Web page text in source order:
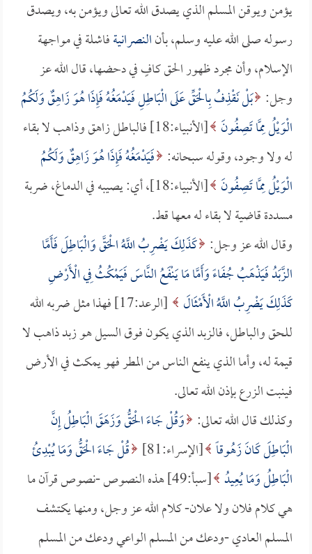
يؤمن ويوقن المسلم الذي يصدق الله تعالى ويؤمن به، ويصدق
رسوله صلى الله عليه وسلم، بأنالنصرانيةفاشلة في مواجهة
الإسلام، وأن مجرد ظهور الحق كافٍ في دحضها، قال الله عز
وجل: بَلْ نَقْذِفُ بِالْحَقِّ عَلَى الْبَاطِلِ فَيَدْمَغُهُ فَإِذَا هُوَ زَاهِقٌ وَلَكُمُ
الْوَيْلُ مِمَّا تَصِفُونَ
[الأنبياء:18] فالباطل زاهق وذاهب لا بقاء
له ولا وجود، وقوله سبحانه: فَيَدْمَغُهُ فَإِذَا هُوَ زَاهِقٌ وَلَكُمُ
الْوَيْلُ مِمَّا تَصِفُونَ
[الأنبياء:18]، أي: يصيبه في الدماغ، ضربة
مسددة قاضية لا بقاء له معها قط.
وقال الله عز وجل: كَذَلِكَ يَضْرِبُ اللَّهُ الْحَقَّ وَالْبَاطِلَ فَأَمَّا
الزَّبَدُ فَيَذْهَبُ جُفَاءً وَأَمَّا مَا يَنْفَعُ النَّاسَ فَيَمْكُثُ فِي الْأَرْضِ
كَذَلِكَ يَضْرِبُ اللَّهُ الْأَمْثَالَ
[الرعد:17] فهذا مثل ضربه الله
للحق والباطل، فالزبد الذي يكون فوق السيل هو زبد ذاهب لا
قيمة له، وأما الذي ينفع الناس من المطر فهو يمكث في الأرض
فينبت الزرع بإذن الله تعالى.
وكذلك قال الله تعالى: وَقُلْ جَاءَ الْحَقُّ وَزَهَقَ الْبَاطِلُ إِنَّ
الْبَاطِلَ كَانَ زَهُوقاً [الإسراء:81]
قُلْ جَاءَ الْحَقُّ وَمَا يُبْدِئُ
الْبَاطِلُ وَمَا يُعِيدُ
[سبأ:49] هذه النصوص -نصوص قرآن ما
هي كلام فلان ولا علان- كلام الله عز وجل، ومنها يكتشف
المسلم العادي -ودعك من المسلم الواعي ودعك من المسلم